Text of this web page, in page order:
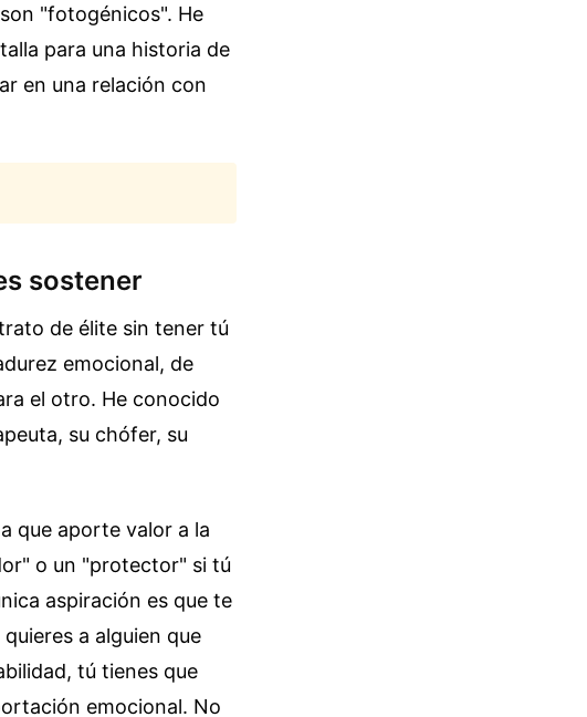
"fotogénicos". He
para una historia de
en una relación con
sostener
de élite sin tener tú
emocional, de
el otro. He conocido
su chófer, su
que aporte valor a la
o un "protector" si tú
aspiración es que te
a alguien que
tú tienes que
emocional. No